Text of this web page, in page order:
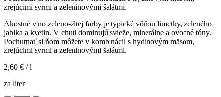
zrejúcimi syrmi a zeleninovými šalátmi.
Akostné víno zeleno-žltej farby je typické vôňou limetky, zeleného
jablka a kvetin. V chuti dominujú svieže, minerálne a ovocné tóny.
Pochutnať si ňom môžete v kombinácii s hydinovým mäsom,
zrejúcimi syrmi a zeleninovými šalátmi.
2,60 € / l
za liter